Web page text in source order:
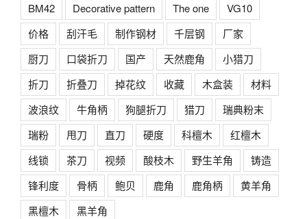
BM42 Decorative pattern The one
VG10
价格
刮汗毛 制作钢材 千层钢
厂家
厨刀
口袋折刀 国产 天然鹿角
小猎刀
折刀
折叠刀 掉花纹 收藏 木盒装
材料
波浪纹
牛角柄 狗腿折刀 猎刀
瑞典粉末
瑞粉
甩刀 直刀 硬度 科檀木
红檀木
线锁
茶刀 视频 酸枝木 野生羊角
铸造
锋利度
骨柄 鲍贝 鹿角 鹿角柄
黄羊角
黑檀木
黑羊角